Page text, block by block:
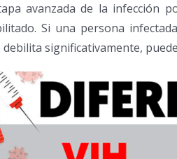
avanzada de la infección
Si una persona
significativamente,